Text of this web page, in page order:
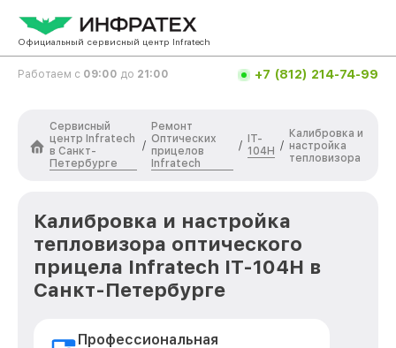
Официальный сервисный центр Infratech
Работаем с 09:00 до 21:00 +7 (812) 214-74-99
Сервисный
центр Infratech
в Санкт-
Петербурге
/
Ремонт
Оптических
прицелов
Infratech
/
IT-
104H /
Калибровка и
настройка
тепловизора
Калибровка и настройка
тепловизора оптического
прицела Infratech IT-104H в
Санкт-Петербурге
Профессиональная